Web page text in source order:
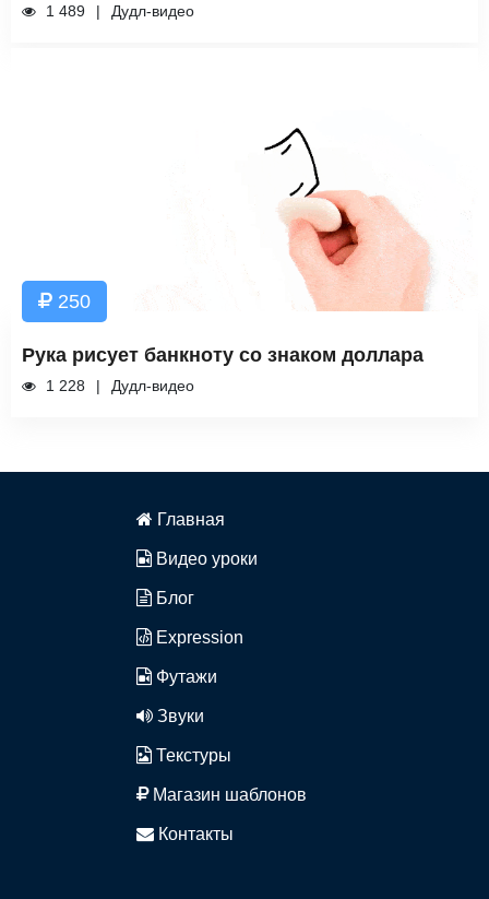
1 489 Дудл-видео
250
Рука рисует банкноту со знаком доллара
1 228 Дудл-видео
Главная
Видео уроки
Блог
Expression
Футажи
Звуки
Текстуры
Магазин шаблонов
Контакты